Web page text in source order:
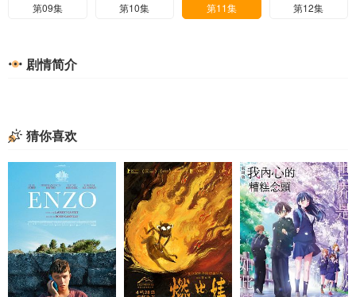
第09集 第10集 第11集 第12集
剧情简介
猜你喜欢